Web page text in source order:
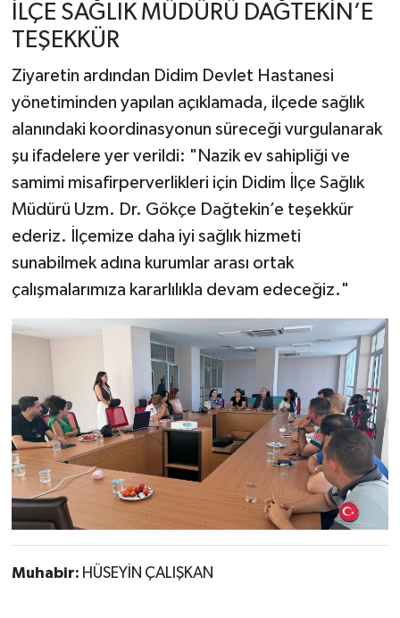
İLÇE SAĞLIK MÜDÜRÜ DAĞTEKİN’E
TEŞEKKÜR
Ziyaretin ardından Didim Devlet Hastanesi
yönetiminden yapılan açıklamada, ilçede sağlık
alanındaki koordinasyonun süreceği vurgulanarak
şu ifadelere yer verildi: "Nazik ev sahipliği ve
samimi misafirperverlikleri için Didim İlçe Sağlık
Müdürü Uzm. Dr. Gökçe Dağtekin’e teşekkür
ederiz. İlçemize daha iyi sağlık hizmeti
sunabilmek adına kurumlar arası ortak
çalışmalarımıza kararlılıkla devam edeceğiz."
Muhabir: HÜSEYİN ÇALIŞKAN